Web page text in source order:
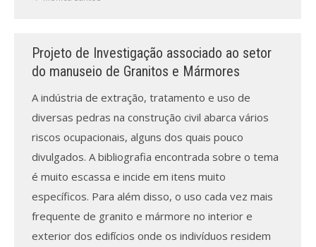
Projeto de Investigação associado ao setor
do manuseio de Granitos e Mármores
A indústria de extração, tratamento e uso de
diversas pedras na construção civil abarca vários
riscos ocupacionais, alguns dos quais pouco
divulgados. A bibliografia encontrada sobre o tema
é muito escassa e incide em itens muito
específicos. Para além disso, o uso cada vez mais
frequente de granito e mármore no interior e
exterior dos edifícios onde os indivíduos residem